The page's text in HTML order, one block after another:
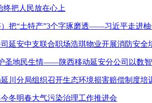
终把人民放在心上
）把“土特产”3个字琢磨透——习近平走进
延安中支联合职场浩琪物业开展消防安全
圣地民生情——陕西移动延安分公司以数
川分局组织召开生态环境损害赔偿制度培
冬明春大气污染治理工作推进会